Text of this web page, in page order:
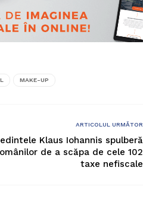
MAKE-UP
ARTICOLUL URMĂTOR
Klaus Iohannis spulberă
de a scăpa de cele 102
taxe nefiscale